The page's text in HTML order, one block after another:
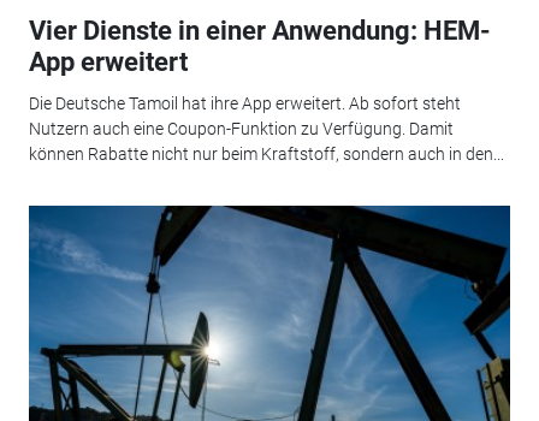
Vier Dienste in einer Anwendung: HEM-
App erweitert
Die Deutsche Tamoil hat ihre App erweitert. Ab sofort steht
Nutzern auch eine Coupon-Funktion zu Verfügung. Damit
können Rabatte nicht nur beim Kraftstoff, sondern auch in den...